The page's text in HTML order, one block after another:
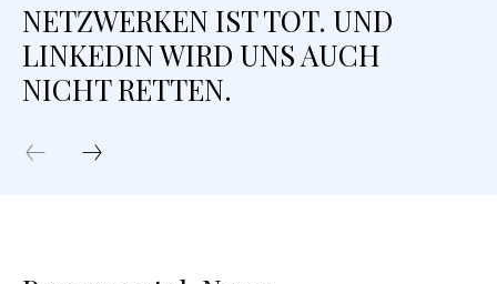
NETZWERKEN IST TOT. UND
LINKEDIN WIRD UNS AUCH
NICHT RETTEN.